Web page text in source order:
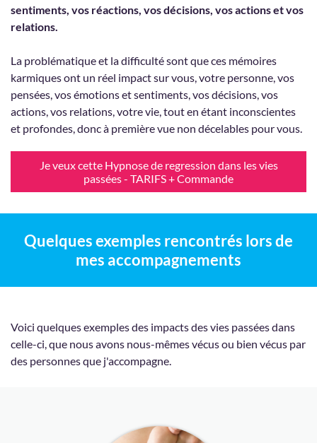
sentiments, vos réactions, vos décisions, vos actions et vos
relations.
La problématique et la difficulté sont que ces mémoires
karmiques ont un réel impact sur vous, votre personne, vos
pensées, vos émotions et sentiments, vos décisions, vos
actions, vos relations, votre vie, tout en étant inconscientes
et profondes, donc à première vue non décelables pour vous.
Je veux cette Hypnose de regression dans les vies
passées - TARIFS + Commande
Quelques exemples rencontrés lors de
mes accompagnements
Voici quelques exemples des impacts des vies passées dans
celle-ci, que nous avons nous-mêmes vécus ou bien vécus par
des personnes que j'accompagne.